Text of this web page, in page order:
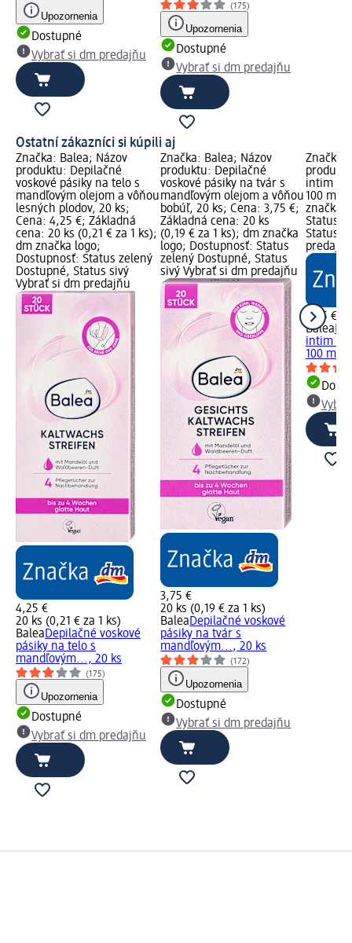
Upozornenia
Dostupné
Vybrať si dm predajňu
(175)
Upozornenia
Dostupné
Vybrať si dm predajňu
Ostatní zákazníci si kúpili aj
Značka: Balea; Názov
produktu: Depilačné
voskové pásiky na telo s
mandľovým olejom a vôňou
lesných plodov, 20 ks;
Cena: 4,25 €; Základná
cena: 20 ks (0,21 € za 1 ks);
dm značka logo;
Dostupnosť: Status zelený
Dostupné, Status sivý
Vybrať si dm predajňu
4,25 €
20 ks (0,21 € za 1 ks)
BaleaDepilačné voskové
pásiky na telo s
mandľovým..., 20 ks
(175)
Upozornenia
Dostupné
Vybrať si dm predajňu
Značka: Balea; Názov
produktu: Depilačné
voskové pásiky na tvár s
mandľovým olejom a vôňou
bobúľ, 20 ks; Cena: 3,75 €;
Základná cena: 20 ks
(0,19 € za 1 ks); dm značka
logo; Dostupnosť: Status
zelený Dostupné, Status
sivý Vybrať si dm predajňu
3,75 €
20 ks (0,19 € za 1 ks)
BaleaDepilačné voskové
pásiky na tvár s
mandľovým..., 20 ks
(172)
Upozornenia
Dostupné
Vybrať si dm predajňu
Značka:
intim na
100 ml;
značka
Status
Status
predajňu
2,35 €
Balea
intim na
100 ml